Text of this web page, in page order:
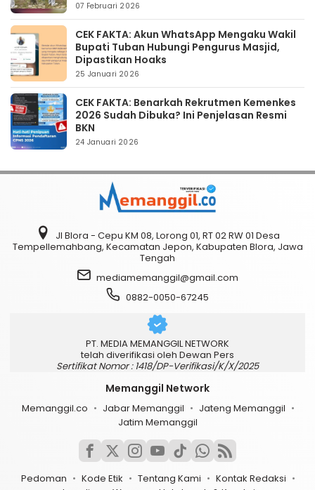
07 Februari 2026
CEK FAKTA: Akun WhatsApp Mengaku Wakil
Bupati Tuban Hubungi Pengurus Masjid,
Dipastikan Hoaks
25 Januari 2026
CEK FAKTA: Benarkah Rekrutmen Kemenkes
2026 Sudah Dibuka? Ini Penjelasan Resmi
BKN
24 Januari 2026
Jl Blora - Cepu KM 08, Lorong 01, RT 02 RW 01 Desa
Tempellemahbang, Kecamatan Jepon, Kabupaten Blora, Jawa
Tengah
mediamemanggil@gmail.com
0882-0050-67245
PT. MEDIA MEMANGGIL NETWORK
telah diverifikasi oleh Dewan Pers
Sertifikat Nomor : 1418/DP-Verifikasi/K/X/2025
Memanggil Network
Memanggil.co Jabar Memanggil
Jateng Memanggil
Jatim Memanggil
Pedoman Kode Etik Tentang Kami
Kontak Redaksi